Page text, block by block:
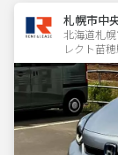
札幌市中
北海道札
レクト苗